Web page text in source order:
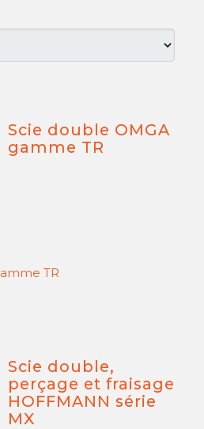
Scie double OMGA
gamme TR
TR
Scie double,
perçage et fraisage
HOFFMANN série
MX